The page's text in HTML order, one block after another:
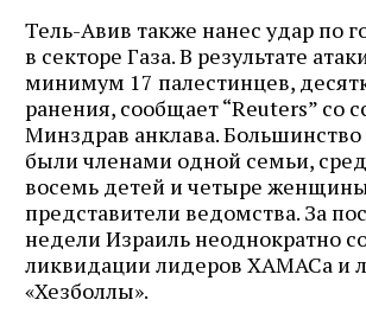
Тель-Авив также нанес удар по
в секторе Газа. В результате
минимум 17 палестинцев,
ранения, сообщает “Reuters” со
Минздрав анклава.
были членами одной семьи,
восемь детей и четыре
представители ведомства. За
недели Израиль неоднократно
ликвидации лидеров ХАМАСа и
«Хезболлы».